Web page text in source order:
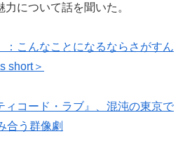
について話を聞いた。
：こんなことになるならさがすん
short＞
ィコード・ラブ』、混沌の東京で
合う群像劇